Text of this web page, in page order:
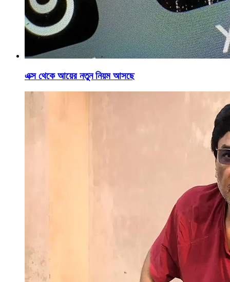
এক্স থেকে আয়ের নতুন নিয়ম আসছে